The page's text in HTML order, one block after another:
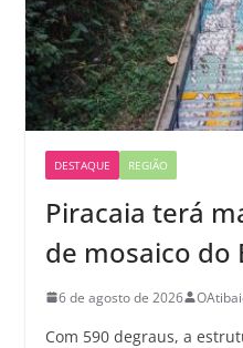
DESTAQUE REGIÃO
Piracaia terá
de mosaico do
6 de agosto de 2026
Com 590 degraus, a